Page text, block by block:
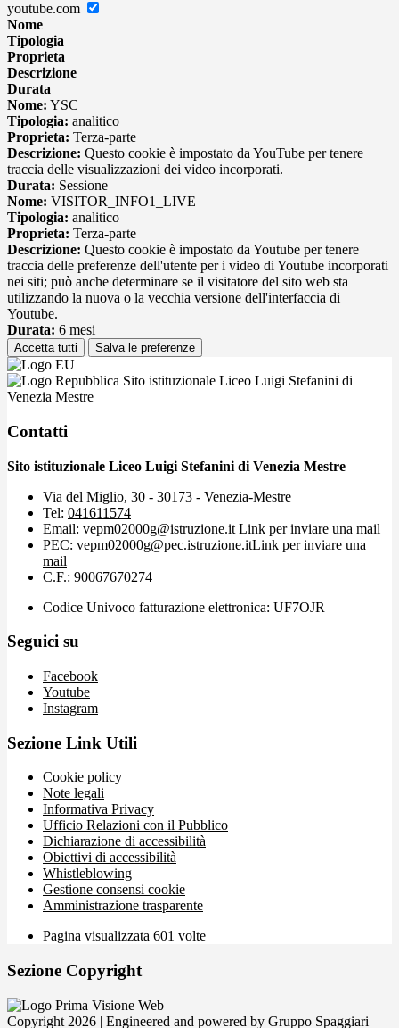
youtube.com
Nome
Tipologia
Proprieta
Descrizione
Durata
Nome: YSC
Tipologia: analitico
Proprieta: Terza-parte
Descrizione: Questo cookie è impostato da YouTube per tenere
traccia delle visualizzazioni dei video incorporati.
Durata: Sessione
Nome: VISITOR_INFO1_LIVE
Tipologia: analitico
Proprieta: Terza-parte
Descrizione: Questo cookie è impostato da Youtube per tenere
traccia delle preferenze dell'utente per i video di Youtube incorporati
nei siti; può anche determinare se il visitatore del sito web sta
utilizzando la nuova o la vecchia versione dell'interfaccia di
Youtube.
Durata: 6 mesi
Accetta tutti Salva le preferenze
Sito istituzionale Liceo Luigi Stefanini di
Venezia Mestre
Contatti
Sito istituzionale Liceo Luigi Stefanini di Venezia Mestre
Via del Miglio, 30 - 30173 - Venezia-Mestre
Tel: 041611574
Email: vepm02000g@istruzione.it Link per inviare una mail
PEC: vepm02000g@pec.istruzione.itLink per inviare una
mail
C.F.: 90067670274
Codice Univoco fatturazione elettronica: UF7OJR
Seguici su
Facebook
Youtube
Instagram
Sezione Link Utili
Cookie policy
Note legali
Informativa Privacy
Ufficio Relazioni con il Pubblico
Dichiarazione di accessibilità
Obiettivi di accessibilità
Whistleblowing
Gestione consensi cookie
Amministrazione trasparente
Pagina visualizzata 601 volte
Sezione Copyright
Copyright 2026 | Engineered and powered by Gruppo Spaggiari